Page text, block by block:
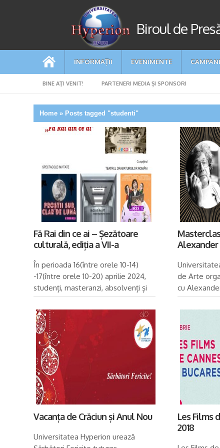
Biroul de
INFORMAȚII EVENIMENTE
BINE AŢI VENIT! PARTENERI MEDIA ȘI SPONSORI
Home » Posts tagged "studenti"
Fă Rai din ce ai – Șezătoare
culturală, ediția a VII-a
În perioada 16(între orele 10-14)
-17(între orele 10-20) aprilie 2024,
studenți, masteranzi, absolvenți și
invitați ai Facultății de Arte –
Universitatea Hyperion din
București, vă...
Alexander
de Arte
cu
3-5 Martie
orele
sunt limitate,
Vacanța de Crăciun și Anul Nou
Universitatea Hyperion urează
Les Films
2018